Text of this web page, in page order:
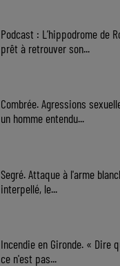
Podcast : L’hippodrome de
prêt à retrouver son...
Combrée. Agressions
un homme entendu...
Segré. Attaque à l'arme
interpellé, le...
Incendie en Gironde. « Dire
ce n'est pas...